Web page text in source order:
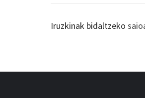
Iruzkinak bidaltzeko